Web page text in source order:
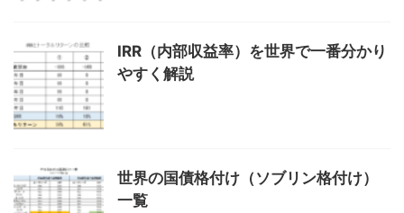
IRR（内部収益率）を世界で一番分かり
やすく解説
世界の国債格付け（ソブリン格付け）
一覧